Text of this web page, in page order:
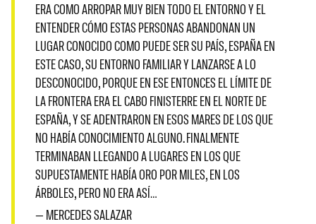
ERA COMO ARROPAR MUY BIEN TODO EL ENTORNO Y EL
ENTENDER CÓMO ESTAS PERSONAS ABANDONAN UN
LUGAR CONOCIDO COMO PUEDE SER SU PAÍS, ESPAÑA EN
ESTE CASO, SU ENTORNO FAMILIAR Y LANZARSE A LO
DESCONOCIDO, PORQUE EN ESE ENTONCES EL LÍMITE DE
LA FRONTERA ERA EL CABO FINISTERRE EN EL NORTE DE
ESPAÑA, Y SE ADENTRARON EN ESOS MARES DE LOS QUE
NO HABÍA CONOCIMIENTO ALGUNO. FINALMENTE
TERMINABAN LLEGANDO A LUGARES EN LOS QUE
SUPUESTAMENTE HABÍA ORO POR MILES, EN LOS
ÁRBOLES, PERO NO ERA ASÍ…
— MERCEDES SALAZAR